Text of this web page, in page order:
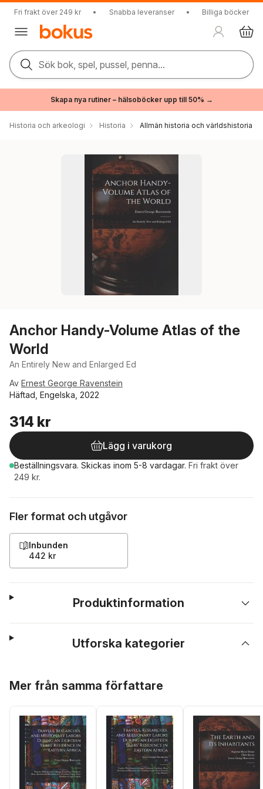
Fri frakt över 249 kr • Snabba leveranser • Billiga böcker
Sök bok, spel, pussel, penna...
Skapa nya rutiner – hälsoböcker upp till 50% →
Historia och arkeologi Historia Allmän historia och världshistoria
Anchor Handy-Volume Atlas of the
World
An Entirely New and Enlarged Ed
Av Ernest George Ravenstein
Häftad, Engelska, 2022
314 kr
Lägg i varukorg
Beställningsvara. Skickas inom 5-8 vardagar. Fri frakt över
249 kr.
Fler format och utgåvor
Inbunden
442 kr
Produktinformation
Utforska kategorier
Mer från samma författare